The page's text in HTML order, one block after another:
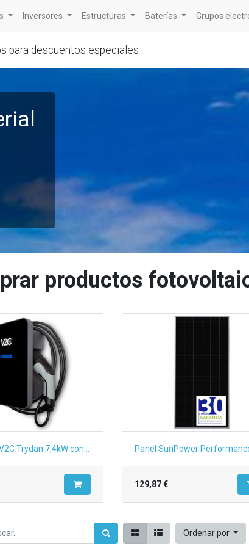
Inversores Estructuras Baterías Grupos
para descuentos especiales
productos
129,87€
Ordenar por